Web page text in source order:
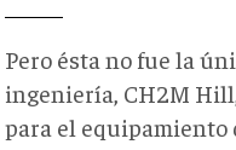
Pero ésta no fue la
ingeniería, CH2M
para el equipamiento